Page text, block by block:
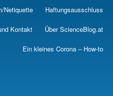
Skip
main
Netiquette Haftungsausschluss
Kontakt Über ScienceBlog.at
Ein kleines Corona – How-to